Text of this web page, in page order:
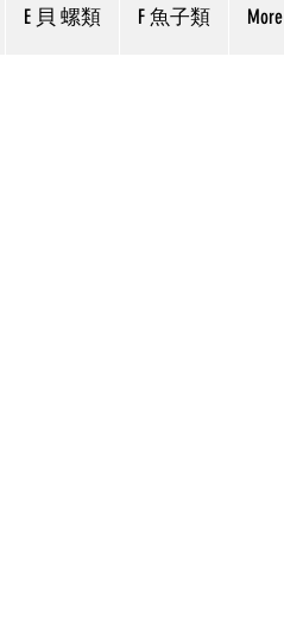
E 貝 螺類 F 魚子類 More